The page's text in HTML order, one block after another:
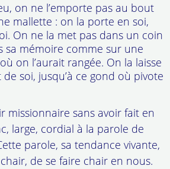
on ne l’emporte pas au bout
mallette : on la porte en soi,
On ne la met pas dans un coin
sa mémoire comme sur une
on l’aurait rangée. On la laisse
soi, jusqu’à ce gond où pivote
missionnaire sans avoir fait en
large, cordial à la parole de
parole, sa tendance vivante,
de se faire chair en nous.